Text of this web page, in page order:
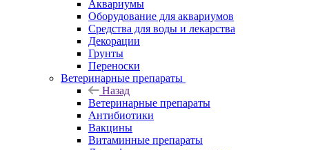
Аквариумы
Оборудование для аквариумов
Средства для воды и лекарства
Декорации
Грунты
Переноски
Ветеринарные препараты
Назад
Ветеринарные препараты
Антибиотики
Вакцины
Витаминные препараты